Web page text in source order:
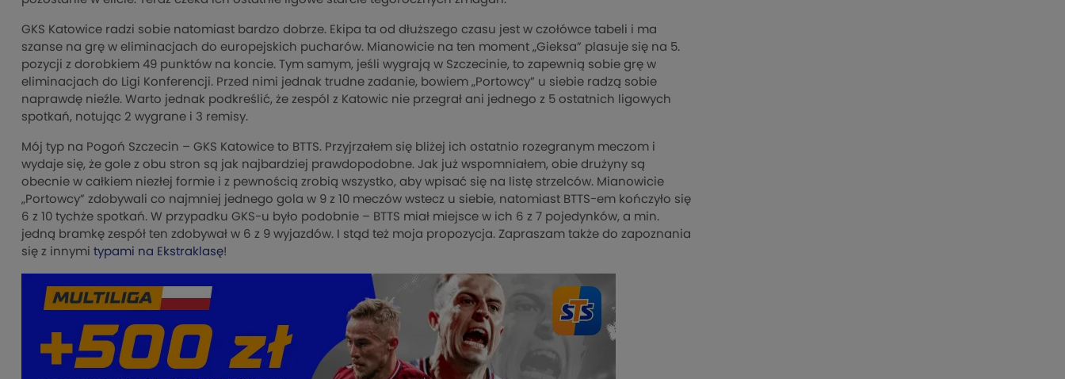
GKS Katowice radzi sobie natomiast bardzo dobrze. Ekipa ta od dłuższego czasu jest w czołówce tabeli i ma
szanse na grę w eliminacjach do europejskich pucharów. Mianowicie na ten moment „Gieksa” plasuje się na 5.
pozycji z dorobkiem 49 punktów na koncie. Tym samym, jeśli wygrają w Szczecinie, to zapewnią sobie grę w
eliminacjach do Ligi Konferencji. Przed nimi jednak trudne zadanie, bowiem „Portowcy” u siebie radzą sobie
naprawdę nieźle. Warto jednak podkreślić, że zespól z Katowic nie przegrał ani jednego z 5 ostatnich ligowych
spotkań, notując 2 wygrane i 3 remisy.
Mój typ na Pogoń Szczecin – GKS Katowice to BTTS. Przyjrzałem się bliżej ich ostatnio rozegranym meczom i
wydaje się, że gole z obu stron są jak najbardziej prawdopodobne. Jak już wspomniałem, obie drużyny są
obecnie w całkiem niezłej formie i z pewnością zrobią wszystko, aby wpisać się na listę strzelców. Mianowicie
„Portowcy” zdobywali co najmniej jednego gola w 9 z 10 meczów wstecz u siebie, natomiast BTTS-em kończyło się
6 z 10 tychże spotkań. W przypadku GKS-u było podobnie – BTTS miał miejsce w ich 6 z 7 pojedynków, a min.
jedną bramkę zespół ten zdobywał w 6 z 9 wyjazdów. I stąd też moja propozycja. Zapraszam także do zapoznania
się z innymi typami na Ekstraklasę!